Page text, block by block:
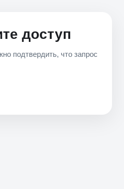
доступ
подтвердить, что запрос